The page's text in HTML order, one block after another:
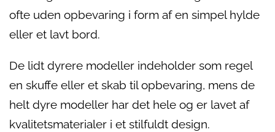
ofte uden opbevaring i form af en simpel hylde
eller et lavt bord.
De lidt dyrere modeller indeholder som regel
en skuffe eller et skab til opbevaring, mens de
helt dyre modeller har det hele og er lavet af
kvalitetsmaterialer i et stilfuldt design.